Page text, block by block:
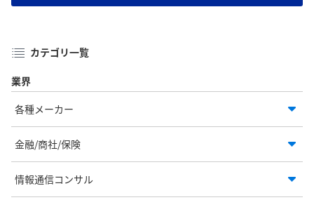
カテゴリ一覧
業界
各種メーカー
金融/商社/保険
情報通信コンサル